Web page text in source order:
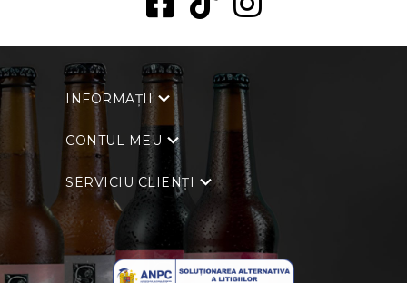
INFORMAȚII
CONTUL MEU
SERVICIU CLIENȚI